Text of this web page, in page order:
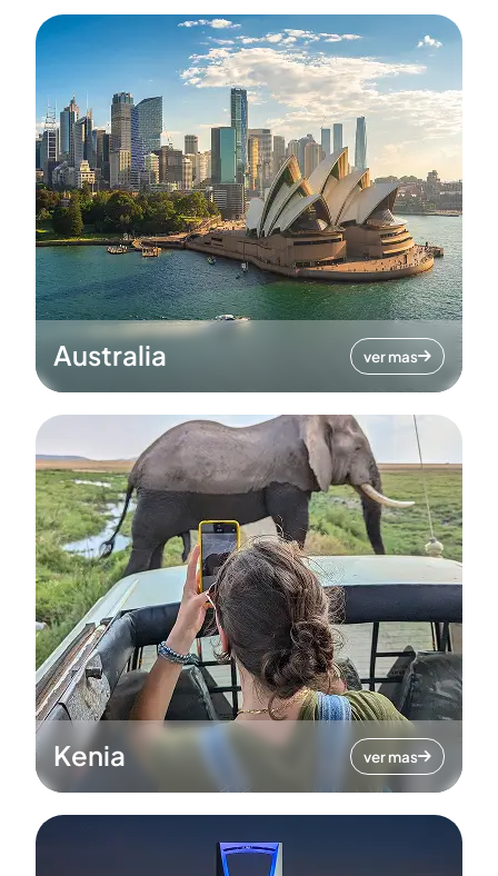
Australia ver mas
Kenia ver mas